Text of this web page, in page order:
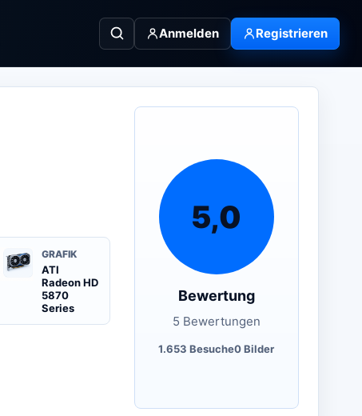
Anmelden Registrieren
GRAFIK
ATI
Radeon HD
5870
Series
5,0
Bewertung
5 Bewertungen
1.653 Besuche0 Bilder